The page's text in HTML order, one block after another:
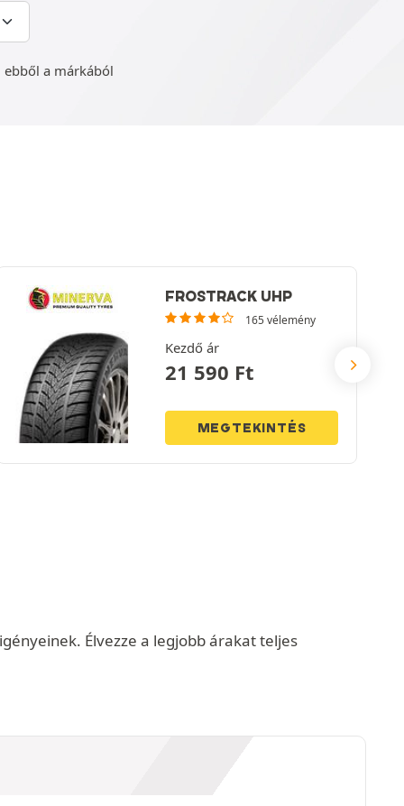
a márkából
FROSTRACK UHP
165 vélemény
Kezdő ár
21 590 Ft
MEGTEKINTÉS
Élvezze a legjobb árakat teljes